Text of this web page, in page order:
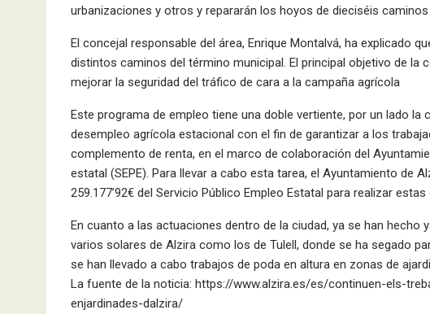
urbanizaciones y otros y repararán los hoyos de dieciséis caminos
El concejal responsable del área, Enrique Montalvá, ha explicado
distintos caminos del término municipal. El principal objetivo de la
mejorar la seguridad del tráfico de cara a la campaña agrícola
Este programa de empleo tiene una doble vertiente, por un lado
desempleo agrícola estacional con el fin de garantizar a los
complemento de renta, en el marco de colaboración del
estatal (SEPE). Para llevar a cabo esta tarea, el Ayuntamiento de
259.177’92€ del Servicio Público Empleo Estatal para realizar
En cuanto a las actuaciones dentro de la ciudad, ya se han hecho
varios solares de Alzira como los de Tulell, donde se ha segado
se han llevado a cabo trabajos de poda en altura en zonas de
La fuente de la noticia: https://www.alzira.es/es/continuen-els-
enjardinades-dalzira/